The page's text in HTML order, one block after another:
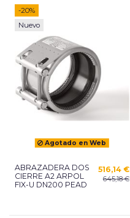
-20%
Nuevo
Agotado en Web
ABRAZADERA DOS
CIERRE A2 ARPOL
FIX-U DN200 PEAD
516,14 €
645,18 €